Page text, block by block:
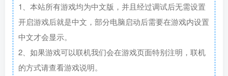
1、本站所有游戏均为中文版，并且经过调试后无需设置
开启游戏后就是中文，部分电脑启动后需要在游戏内设置
中文才会显示。
2、如果游戏可以联机我们会在游戏页面特别注明，联机
的方式请查看游戏说明。